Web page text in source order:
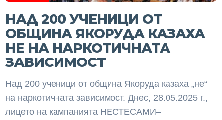
НАД 200 УЧЕНИЦИ ОТ
ОБЩИНА ЯКОРУДА КАЗАХА
НЕ НА НАРКОТИЧНАТА
ЗАВИСИМОСТ
Над 200 ученици от община Якоруда казаха „не“
на наркотичната зависимост. Днес, 28.05.2025 г.,
лицето на кампанията НЕСТЕСАМИ–